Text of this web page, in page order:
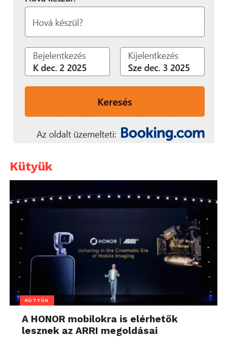
Kütyük
KÜTYÜK
A HONOR mobilokra is elérhetők
lesznek az ARRI megoldásai